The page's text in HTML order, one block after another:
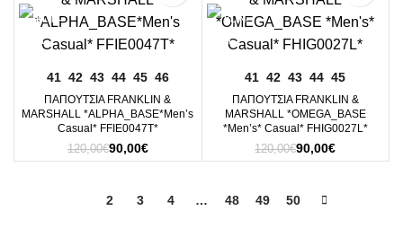
41 42 43 44 45 46
ΠΑΠΟΥΤΣΙΑ FRANKLIN &
MARSHALL *ALPHA_BASE*Men’s
Casual* FFIE0047T*
120,00€Original
price
120,00€.
90,00€Η
τρέχουσα
είναι:
41 42 43 44 45
ΠΑΠΟΥΤΣΙΑ FRANKLIN &
MARSHALL *OMEGA_BASE
*Men’s* Casual* FHIG0027L*
120,00€Original
price
120,00€.
90,00€Η
τρέχουσα
2 3 4 … 48 49 50